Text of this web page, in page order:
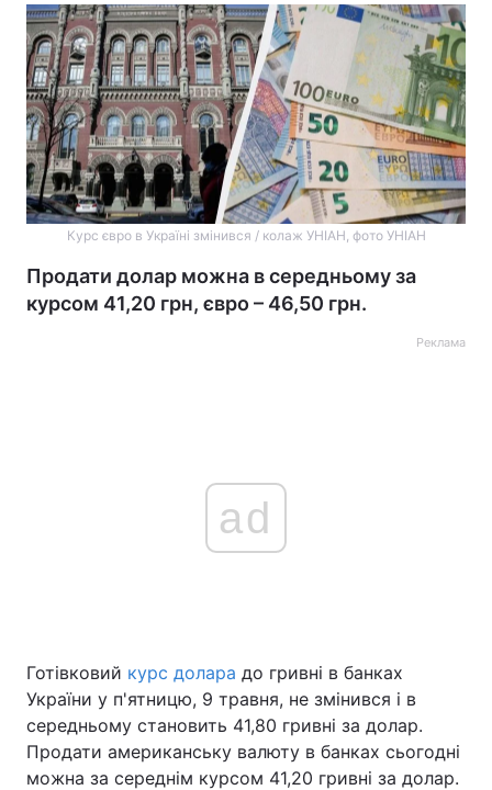
Курс євро в Україні змінився / колаж УНІАН, фото УНІАН
Продати долар можна в середньому за
курсом 41,20 грн, євро – 46,50 грн.
Реклама
ad
Готівковий курс долара до гривні в банках
України у п'ятницю, 9 травня, не змінився і в
середньому становить 41,80 гривні за долар.
Продати американську валюту в банках сьогодні
можна за середнім курсом 41,20 гривні за долар.